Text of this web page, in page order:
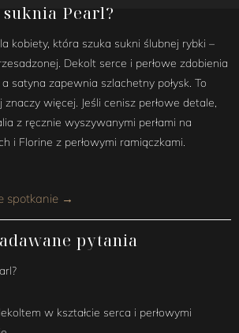
Pearl?
kobiety, która szuka sukni ślubnej rybki –
Dekolt serce i perłowe zdobienia
satyna zapewnia szlachetny połysk. To
więcej. Jeśli cenisz perłowe detale,
z ręcznie wyszywanymi perłami na
i Florine z perłowymi ramiączkami.
spotkanie →
pytania
w kształcie serca i perłowymi